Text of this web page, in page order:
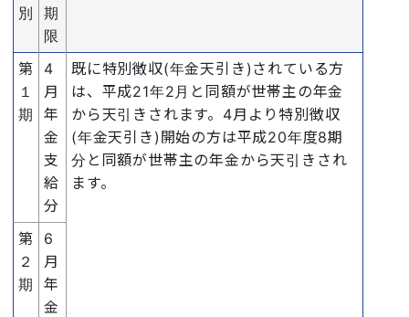
別
期
限
第
１
期
4
月
年
金
支
給
分
既に特別徴収(年金天引き)されている方
は、平成21年2月と同額が世帯主の年金
から天引きされます。4月より特別徴収
(年金天引き)開始の方は平成20年度8期
分と同額が世帯主の年金から天引きされ
ます。
第
２
期
6
月
年
金